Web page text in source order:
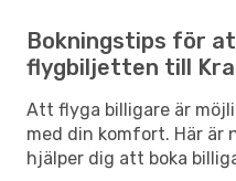
Bokningstips för
flygbiljetten till
Att flyga billigare är
med din komfort. Här är
hjälper dig att boka